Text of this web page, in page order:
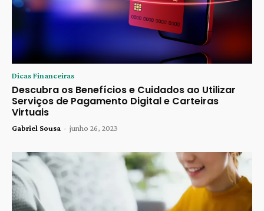
Dicas Financeiras
Descubra os Benefícios e Cuidados ao Utilizar
Serviços de Pagamento Digital e Carteiras
Virtuais
Gabriel Sousa - junho 26, 2023